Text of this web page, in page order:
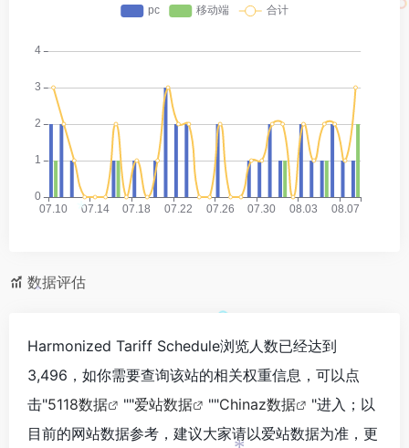
数据评估
Harmonized Tariff Schedule浏览人数已经达到
3,496，如你需要查询该站的相关权重信息，可以点
击"5118数据 ""爱站数据 ""Chinaz数据
"进入；以
目前的网站数据参考，建议大家请以爱站数据为准，更